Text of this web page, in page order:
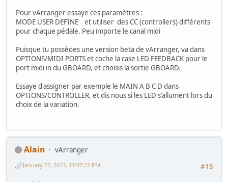
Pour vArranger essaye ces paramètres :
MODE USER DEFINE et utiliser des CC (controllers) différents
pour chaque pédale. Peu importe le canal midi
Puisque tu possèdes une version beta de vArranger, va dans
OPTIONS/MIDI PORTS et coche la case LED FEEDBACK pour le
port midi in du GBOARD, et choisis la sortie GBOARD.
Essaye d'assigner par exemple le MAIN A B C D dans
OPTIONS/CONTROLLER, et dis nous si les LED s'allument lors du
choix de la variation.
Alain
vArranger
#15
January 22, 2013, 11:07:22 PM